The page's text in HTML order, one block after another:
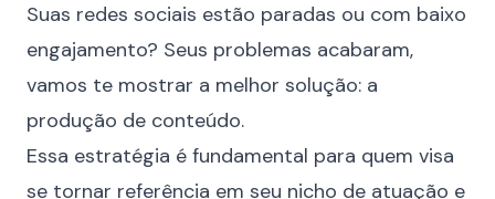
Suas redes sociais estão paradas ou com baixo
engajamento? Seus problemas acabaram,
vamos te mostrar a melhor solução: a
produção de conteúdo.
Essa estratégia é fundamental para quem visa
se tornar referência em seu nicho de atuação e